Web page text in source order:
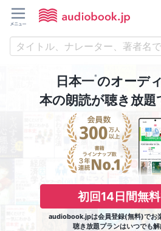
日本一※のオーデ
本の朗読が聴き放
初回14日間無
audiobook.jpは会員登録(無料)でお
聴き放題プランはいつでも解